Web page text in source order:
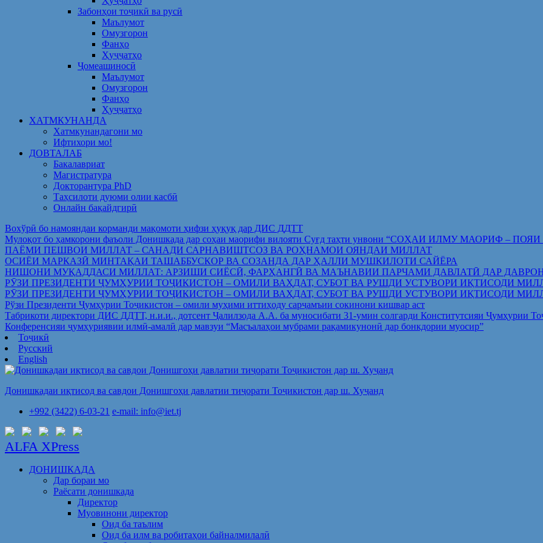
Забонҳои тоҷикӣ ва русӣ
Маълумот
Омузгорон
Фанҳо
Ҳуҷҷатҳо
Ҷомеашиносӣ
Маълумот
Омузгорон
Фанҳо
Ҳуҷҷатҳо
ХАТМКУНАНДА
Хатмкунандагони мо
Ифтихори мо!
ДОВТАЛАБ
Бакалавриат
Магистратура
Докторантура PhD
Таҳсилоти дуюми олии касбӣ
Онлайн бақайдгирӣ
Вохўрӣ бо намояндаи корманди мақомоти ҳифзи ҳуқуқ дар ДИС ДДТТ
Мулоқот бо ҳамкорони фаъоли Донишкада дар соҳаи маорифи вилояти Суғд таҳти унвони “СОҲАИ ИЛМУ МАОРИФ
ПАЁМИ ПЕШВОИ МИЛЛАТ – САНАДИ САРНАВИШТСОЗ ВА РОҲНАМОИ ОЯНДАИ МИЛЛАТ
ОСИЁИ МАРКАЗӢ МИНТАҚАИ ТАШАББУСКОР ВА СОЗАНДА ДАР ҲАЛЛИ МУШКИЛОТИ САЙЁРА
НИШОНИ МУҚАДДАСИ МИЛЛАТ: АРЗИШИ СИЁСӢ, ФАРҲАНГӢ ВА МАЪНАВИИ ПАРЧАМИ ДАВЛАТӢ ДАР
РӮЗИ ПРЕЗИДЕНТИ ҶУМҲУРИИ ТОҶИКИСТОН – ОМИЛИ ВАҲДАТ, СУБОТ ВА РУШДИ УСТУВОРИ ИҚТИСОДИ
РӮЗИ ПРЕЗИДЕНТИ ҶУМҲУРИИ ТОҶИКИСТОН – ОМИЛИ ВАҲДАТ, СУБОТ ВА РУШДИ УСТУВОРИ ИҚТИСОДИ
Рўзи Президенти Ҷумҳурии Тоҷикистон – омили муҳими иттиҳоду сарҷамъии сокинони кишвар аст
Табрикоти директори ДИС ДДТТ, н.и.и., дотсент Ҷалилзода А.А. ба муносибати 31-умин солгарди Конститутсияи Ҷумҳурии
Конференсияи ҷумҳуриявии илмӣ-амалӣ дар мавзуи “Масъалаҳои мубрами рақамикунонӣ дар бонкдории муосир”
Тоҷикӣ
Русский
English
Донишкадаи иқтисод ва савдои Донишгоҳи давлатии тиҷорати Тоҷикистон дар ш. Хуҷанд
+992 (3422) 6-03-21 e-mail: info@iet.tj
ALFA XPress
ДОНИШКАДА
Дар бораи мо
Раёсати донишкада
Директор
Муовинони директор
Оид ба таълим
Оид ба илм ва робитаҳои байналмилалӣ